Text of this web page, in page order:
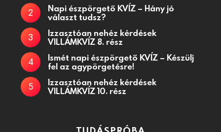
Napi észpörgető KVÍZ – Hány jó
választ tudsz?
Izzasztóan nehéz kérdések
VILLÁMKVÍZ 8. rész
Ismét napi észpörgető KVÍZ – Készülj
fel az agypörgetésre!
Izzasztóan nehéz kérdések
VILLÁMKVÍZ 10. rész